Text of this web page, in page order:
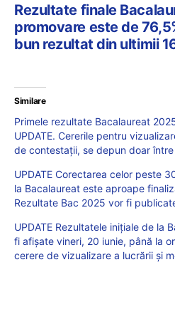
Rezultate finale
promovare este de
bun rezultat din ultimii
Similare
Primele rezultate Bacalaureat
UPDATE. Cererile pentru
de contestații, se depun doar
UPDATE Corectarea celor peste
la Bacalaureat este aproape
Rezultate Bac 2025 vor fi
UPDATE Rezultatele inițiale de la
fi afișate vineri, 20 iunie, până la
cerere de vizualizare a lucrării și